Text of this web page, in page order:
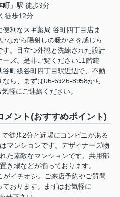
町」駅 徒歩9分
徒歩12分
利なスギ薬局 谷町四丁目店ま
ながら陽射しの暖かさを感じら
す。目立つ外観と洗練された設計
ーズ。是非ご覧ください11階建
谷町線谷町四丁目駅近辺で、不動
なら、まずは06-6926-8958から
軽にご連絡ください。
ント(おすすめポイント)
徒歩2分と近場にコンビニがある
マンションです。デザイナーズ物
た素敵なマンションです。共用部
き場などが揃っております。
がイチオシ。ご来店予約やご質問
おります。まずはお気軽に